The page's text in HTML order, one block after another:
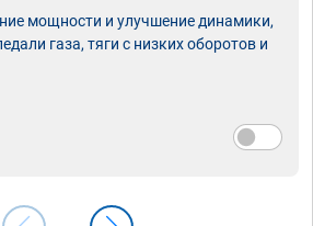
мощности и улучшение динамики,
газа, тяги с низких оборотов и